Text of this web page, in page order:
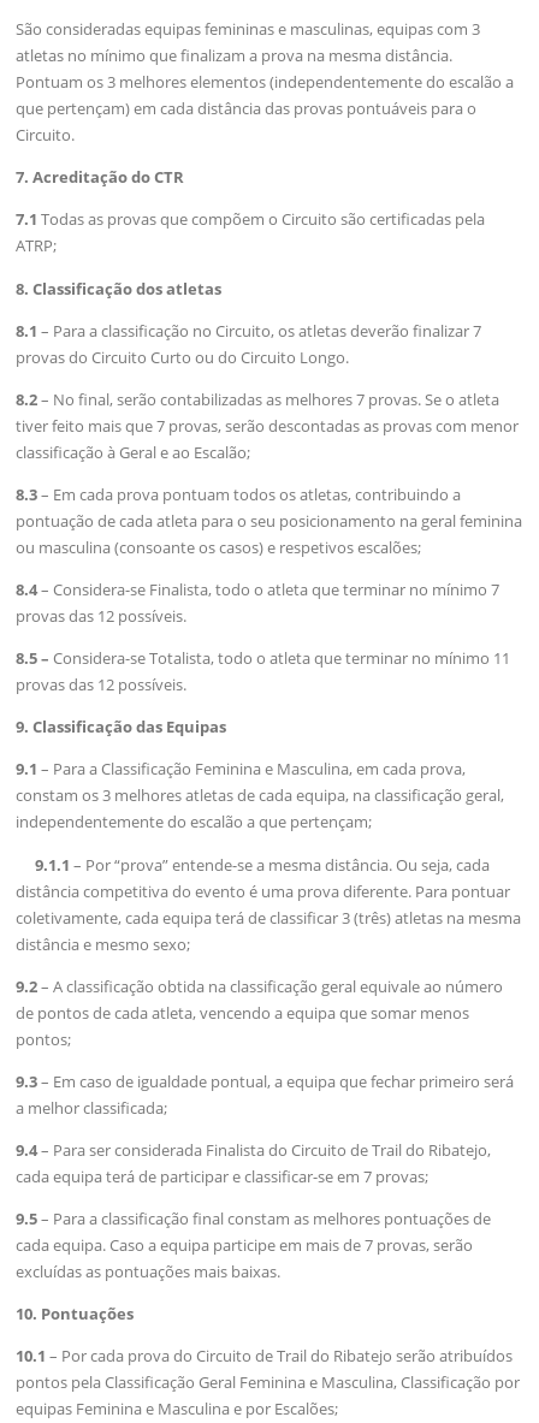
São consideradas equipas femininas e masculinas, equipas com 3
atletas no mínimo que finalizam a prova na mesma distância.
Pontuam os 3 melhores elementos (independentemente do escalão a
que pertençam) em cada distância das provas pontuáveis para o
Circuito.
7. Acreditação do CTR
7.1 Todas as provas que compõem o Circuito são certificadas pela
ATRP;
8. Classificação dos atletas
8.1 – Para a classificação no Circuito, os atletas deverão finalizar 7
provas do Circuito Curto ou do Circuito Longo.
8.2– No final, serão contabilizadas as melhores 7 provas. Se o atleta
tiver feito mais que 7 provas, serão descontadas as provas com menor
classificação à Geral e ao Escalão;
​8.3– Em cada prova pontuam todos os atletas, contribuindo a
pontuação de cada atleta para o seu posicionamento na geral feminina
ou masculina (consoante os casos) e respetivos escalões;
8.4– Considera-se Finalista, todo o atleta que terminar no mínimo 7
provas das 12 possíveis.
8.5 –Considera-se Totalista, todo o atleta que terminar no mínimo 11
provas das 12 possíveis.
9. Classificação das Equipas
9.1 – Para a Classificação Feminina e Masculina, em cada prova,
constam os 3 melhores atletas de cada equipa, na classificação geral,
independentemente do escalão a que pertençam;
9.1.1 – Por “prova” entende-se a mesma distância. Ou seja, cada
distância competitiva do evento é uma prova diferente. Para pontuar
coletivamente, cada equipa terá de classificar 3 (três) atletas na mesma
distância e mesmo sexo;
9.2– A classificação obtida na classificação geral equivale ao número
de pontos de cada atleta, vencendo a equipa que somar menos
pontos;
9.3– Em caso de igualdade pontual, a equipa que fechar primeiro será
a melhor classificada;
9.4– Para ser considerada Finalista do Circuito de Trail do Ribatejo,
cada equipa terá de participar e classificar-se em 7 provas;
9.5– Para a classificação final constam as melhores pontuações de
cada equipa. Caso a equipa participe em mais de 7 provas, serão
excluídas as pontuações mais baixas.
10. Pontuações
10.1 – Por cada prova do Circuito de Trail do Ribatejo serão atribuídos
pontos pela Classificação Geral Feminina e Masculina, Classificação por
equipas Feminina e Masculina e por Escalões;